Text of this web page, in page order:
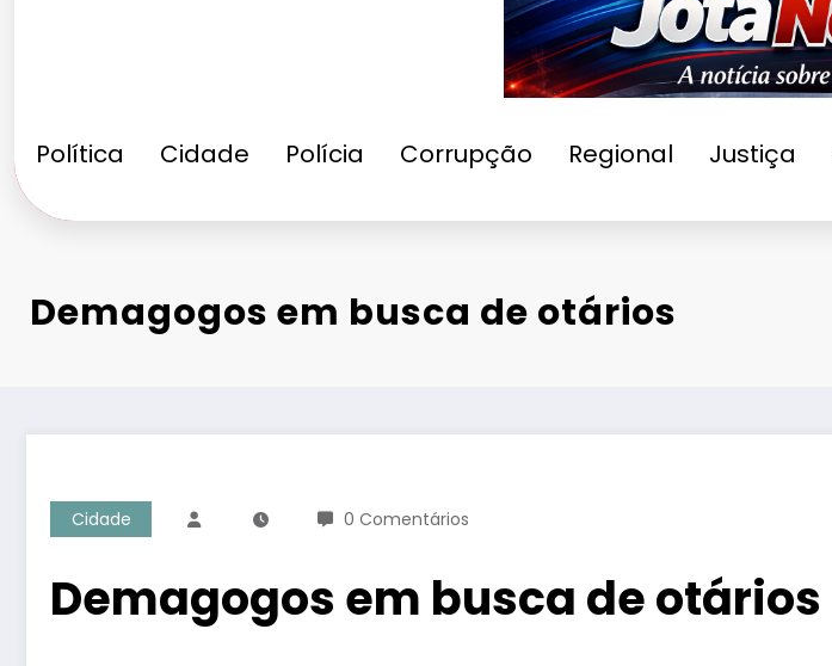
Política Cidade Polícia Corrupção Regional Justiça
Demagogos em busca de otários
Cidade 0 Comentários
Demagogos em busca de otários